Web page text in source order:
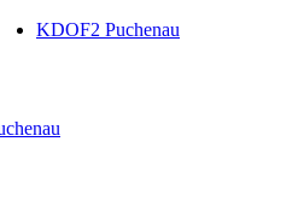
KDOF2 Puchenau